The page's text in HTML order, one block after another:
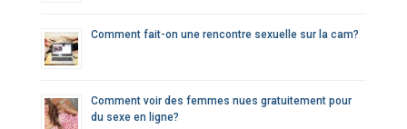
Comment fait-on une rencontre sexuelle sur la cam?
Comment voir des femmes nues gratuitement pour
du sexe en ligne?